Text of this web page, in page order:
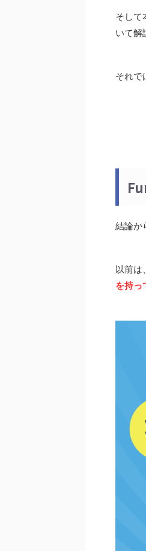
そして
いて解
それで
結論か
以前は
を持っ